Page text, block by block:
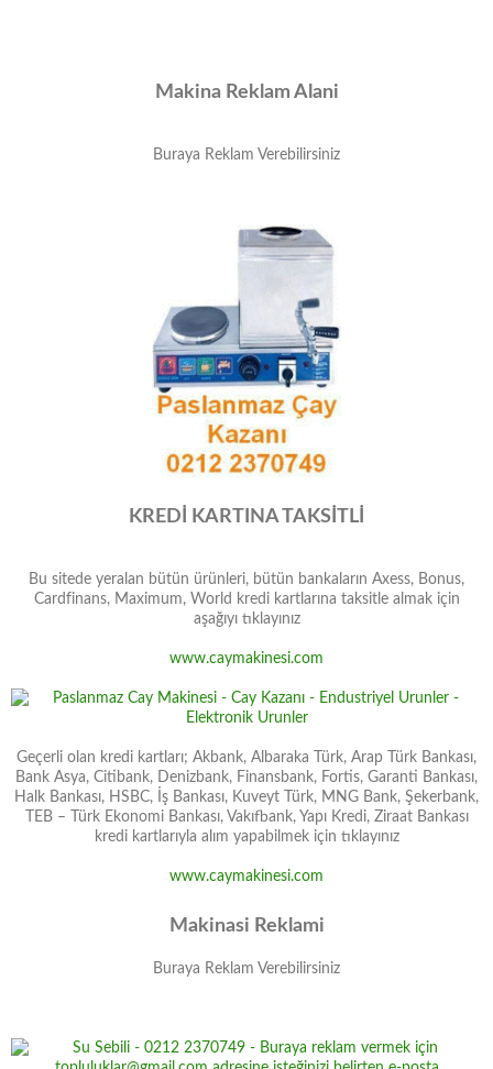
Makina Reklam Alani
Buraya Reklam Verebilirsiniz
KREDİ KARTINA TAKSİTLİ
Bu sitede yeralan bütün ürünleri, bütün bankaların Axess, Bonus,
Cardfinans, Maximum, World kredi kartlarına taksitle almak için
aşağıyı tıklayınız
www.caymakinesi.com
Geçerli olan kredi kartları; Akbank, Albaraka Türk, Arap Türk Bankası,
Bank Asya, Citibank, Denizbank, Finansbank, Fortis, Garanti Bankası,
Halk Bankası, HSBC, İş Bankası, Kuveyt Türk, MNG Bank, Şekerbank,
TEB – Türk Ekonomi Bankası, Vakıfbank, Yapı Kredi, Ziraat Bankası
kredi kartlarıyla alım yapabilmek için tıklayınız
www.caymakinesi.com
Makinasi Reklami
Buraya Reklam Verebilirsiniz